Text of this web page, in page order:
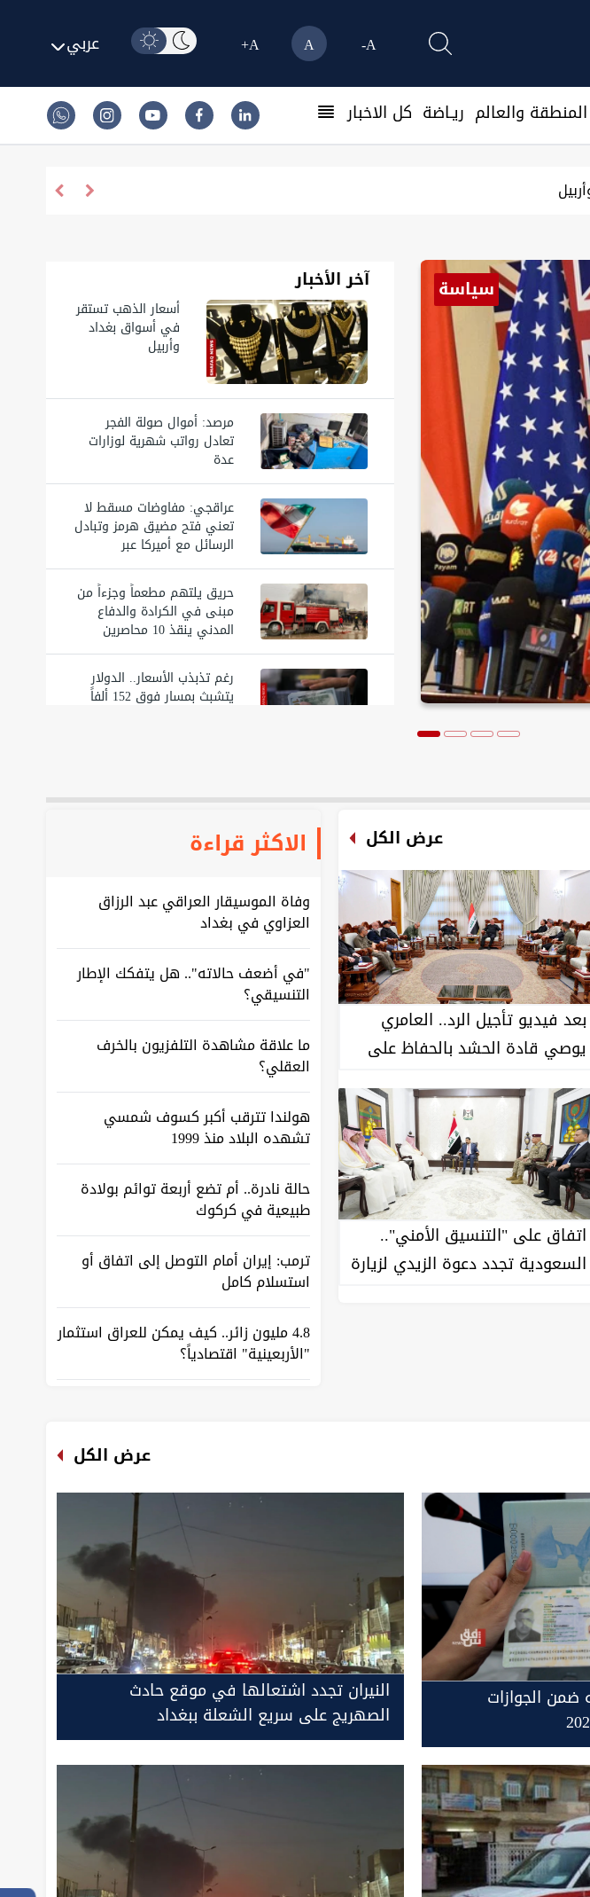
A-
A
A+ عربي
المنطقة والعالم ريـاضة كل الاخبار
طاقة وأعمال آخر الأخبار
أسعار الذهب تستقر
في أسواق بغداد
وأربيل
مرصد: أموال صولة الفجر
تعادل رواتب شهرية لوزارات
عدة
عراقجي: مفاوضات مسقط لا
تعني فتح مضيق هرمز وتبادل
الرسائل مع أميركا عبر
الوسطاء
حريق يلتهم مطعماً وجزءاً من
مبنى في الكرادة والدفاع
المدني ينقذ 10 محاصرين
(فيديو)
رغم تذبذب الأسعار.. الدولار
يتشبث بمسار فوق 152 ألفاً
اليوم.. زاخو يلاقي الدفاع
الشركة المنفذة: ملعب المدينة
سُلّم للأندية وهو خارج الخدمة
وغير صالح للمباريات
الداخلية العراقية تتخذ إجراءات
قانونية بحق 8 آلاف منتسب
لمخالفتهم القوانين
الحوثيون يعلنون استهداف
مصفاة أرامكو في السعودية
عرض الكل
بعد فيديو تأجيل الرد.. العامري
يوصي قادة الحشد بالحفاظ على
اتفاق على "التنسيق الأمني"..
السعودية تجدد دعوة الزيدي لزيارة
الاكثر قراءة
وفاة الموسيقار العراقي عبد الرزاق
العزاوي في بغداد
"في أضعف حالاته".. هل يتفكك الإطار
التنسيقي؟
ما علاقة مشاهدة التلفزيون بالخرف
العقلي؟
هولندا تترقب أكبر كسوف شمسي
تشهده البلاد منذ 1999
حالة نادرة.. أم تضع أربعة توائم بولادة
طبيعية في كركوك
ترمب: إيران أمام التوصل إلى اتفاق أو
استسلام كامل
4.8 مليون زائر.. كيف يمكن للعراق استثمار
"الأربعينية" اقتصادياً؟
وسلاحها "شرارة حرب"
إبادة الإيزيديين التي لم تنتهِ.. سنجار تبحث
عن مفقوديها بعد 12 عاماً
عرض الكل
ضمن الجوازات
النيران تجدد اشتعالها في موقع حادث
الصهريج على سريع الشعلة ببغداد